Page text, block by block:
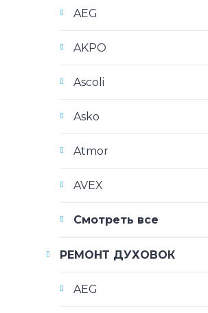
AEG
AKPO
Ascoli
Asko
Atmor
AVEX
Смотреть все
РЕМОНТ ДУХОВОК
AEG